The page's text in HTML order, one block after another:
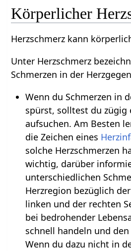
Körperlicher
Herzschmerz kann
Unter Herzschmerz
Schmerzen in der
Wenn du Schmerzen in
spürst, solltest du zügig
aufsuchen. Am Besten
die Zeichen eines
solche Herzschmerzen
wichtig, darüber
unterschiedlichen
Herzregion bezüglich
linken und der rechten
bei bedrohender
schnell handeln und
Wenn du dazu nicht in